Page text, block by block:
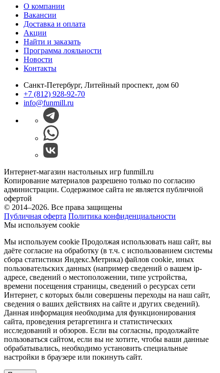
О компании
Вакансии
Доставка и оплата
Акции
Найти и заказать
Программа лояльности
Новости
Контакты
Санкт-Петербург, Литейный проспект, дом 60
+7 (812) 928-92-70
info@funmill.ru
Интернет-магазин настольных игр funmill.ru
Копирование материалов разрешено только по согласию
администрации. Содержимое сайта не является публичной
офертой
© 2014–2026. Все права защищены
Публичная оферта Политика конфиденциальности
Мы используем cookie
Мы используем cookie Продолжая использовать наш cайт, вы
даёте согласие на обработку (в т.ч. с использованием системы
сбора статистики Яндекс.Метрика) файлов cookie, иных
пользовательских данных (например сведений о вашем ip-
адресе, сведений о местоположении, типе устройства,
времени посещения страницы, сведений о ресурсах сети
Интернет, с которых были совершены переходы на наш сайт,
сведения о ваших действиях на сайте и других сведений).
Данная информация необходима для функционирования
сайта, проведения ретаргетинга и статистических
исследований и обзоров. Если вы согласны, продолжайте
пользоваться сайтом, если вы не хотите, чтобы ваши данные
обрабатывались, необходимо установить специальные
настройки в браузере или покинуть сайт.